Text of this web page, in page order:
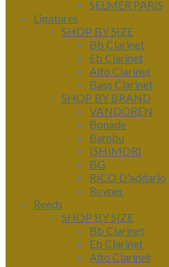
SELMER PARIS
Ligatures
SHOP BY SIZE
Bb Clarinet
Eb Clarinet
Alto Clarinet
Bass Clarinet
SHOP BY BRAND
VANDOREN
Bonade
Bambu
ISHIMORI
BG
RICO D'addario
Rovner
Reeds
SHOP BY SIZE
Bb Clarinet
Eb Clarinet
Alto Clarinet